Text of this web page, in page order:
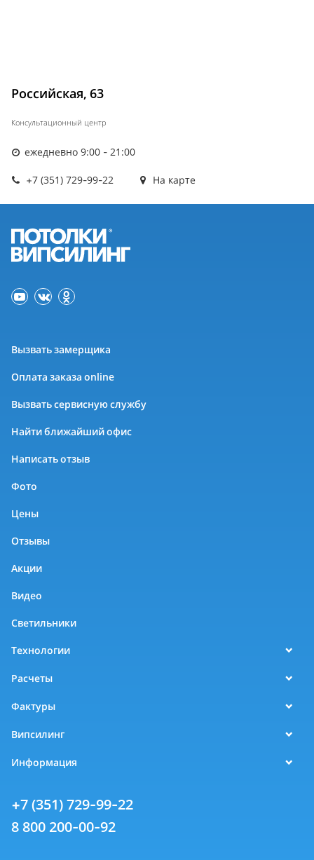
Российская, 63
Консультационный центр
ежедневно 9:00 - 21:00
+7 (351) 729-99-22 На карте
Вызвать замерщика
Оплата заказа online
Вызвать сервисную службу
Найти ближайший офис
Написать отзыв
Фото
Цены
Отзывы
Акции
Видео
Светильники
Технологии
Расчеты
Фактуры
Випсилинг
Информация
+7 (351) 729-99-22
8 800 200-00-92